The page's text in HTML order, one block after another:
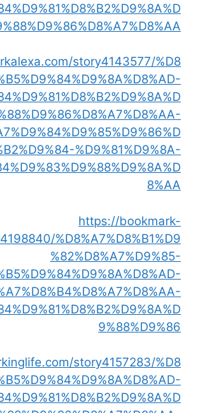
story4143577/%D8
%D9%81%D9%8A-
8%AA
https://bookmark-
%D8%A7%D8%B1%D9
%82%D8%A7%D9%85-
9%88%D9%86
story4157283/%D8